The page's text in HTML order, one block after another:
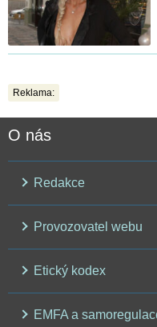
Reklama:
O nás
Redakce
Provozovatel webu
Etický kodex
EMFA a